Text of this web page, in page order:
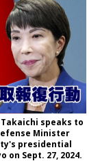
speaks to
Minister
presidential
Sept. 27, 2024.